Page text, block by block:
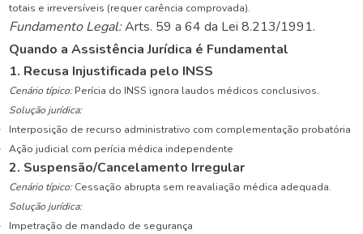
totais e irreversíveis (requer carência comprovada).
Fundamento Legal:Arts. 59 a 64 da Lei 8.213/1991.
Quando a Assistência Jurídica é Fundamental
1. Recusa Injustificada pelo INSS
Cenário típico:Perícia do INSS ignora laudos médicos conclusivos.
Solução jurídica:
Interposição de recurso administrativo com complementação probatória
Ação judicial com perícia médica independente
2. Suspensão/Cancelamento Irregular
Cenário típico:Cessação abrupta sem reavaliação médica adequada.
Solução jurídica:
Impetração de mandado de segurança